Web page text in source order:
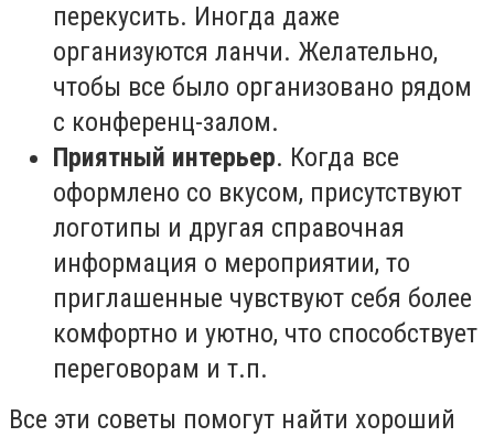
перекусить. Иногда даже
организуются ланчи. Желательно,
чтобы все было организовано рядом
с конференц-залом.
Приятный интерьер. Когда все
оформлено со вкусом, присутствуют
логотипы и другая справочная
информация о мероприятии, то
приглашенные чувствуют себя более
комфортно и уютно, что способствует
переговорам и т.п.
Все эти советы помогут найти хороший